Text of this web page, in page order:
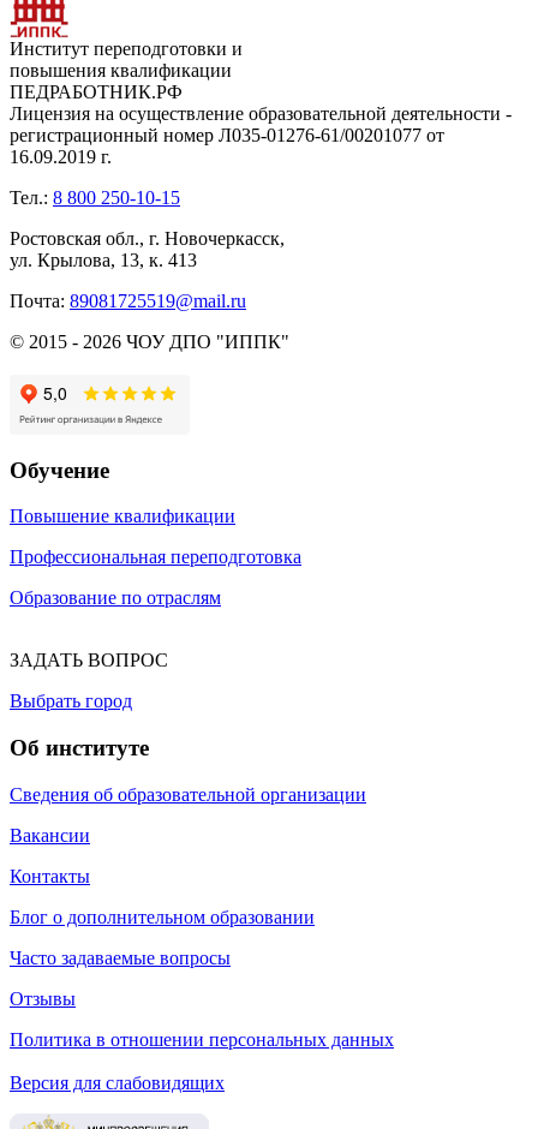
Институт переподготовки и
повышения квалификации
ПЕДРАБОТНИК.РФ
Лицензия на осуществление образовательной деятельности -
регистрационный номер Л035-01276-61/00201077 от
16.09.2019 г.
Тел.: 8 800 250-10-15
Ростовская обл., г. Новочеркасск,
ул. Крылова, 13, к. 413
Почта: 89081725519@mail.ru
© 2015 - 2026 ЧОУ ДПО "ИППК"
Обучение
Повышение квалификации
Профессиональная переподготовка
Образование по отраслям
ЗАДАТЬ ВОПРОС
Выбрать город
Об институте
Сведения об образовательной организации
Вакансии
Контакты
Блог о дополнительном образовании
Часто задаваемые вопросы
Отзывы
Политика в отношении персональных данных
Версия для слабовидящих